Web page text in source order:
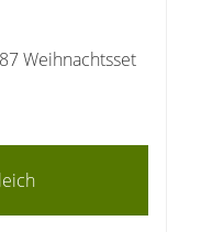
Weihnachtsset